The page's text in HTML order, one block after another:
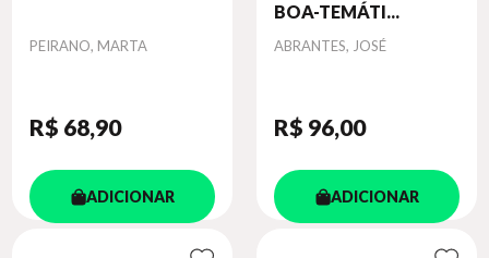
Autor
PEIRANO, MARTA
R$ 68,90
ADICIONAR
BOA-TEMÁTI...
Autor
ABRANTES, JOSÉ
R$ 96,00
ADICIONAR